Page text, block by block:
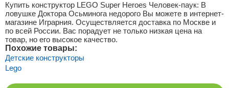
Купить конструктор LEGO Super Heroes Человек-паук: В
ловушке Доктора Осьминога недорого Вы можете в интернет-
магазине Играрния. Осуществляется доставка по Москве и
по всей России. Вас порадует не только низкая цена на
товар, но его высокое качество.
Похожие товары:
Детские конструкторы
Lego